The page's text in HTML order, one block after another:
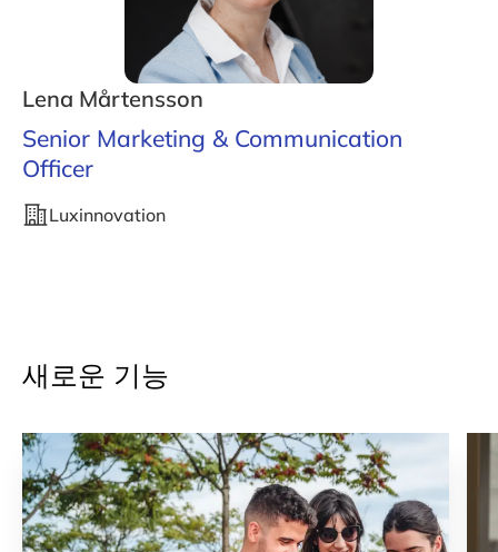
Lena Mårtensson
Senior Marketing & Communication
Officer
Luxinnovation
새로운 기능